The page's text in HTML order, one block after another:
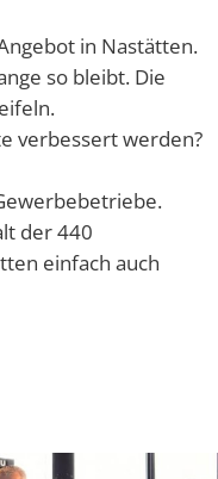
in Nastätten.
so bleibt. Die
verbessert werden?
der 440
einfach auch